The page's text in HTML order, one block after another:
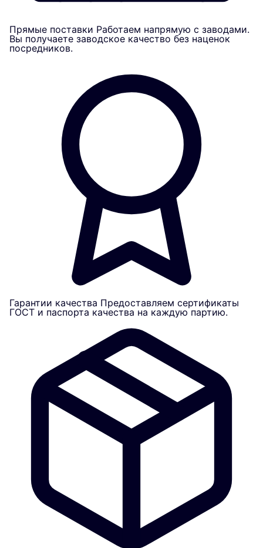
Прямые поставки Работаем напрямую с заводами.
Вы получаете заводское качество без наценок
посредников.
Гарантии качества Предоставляем сертификаты
ГОСТ и паспорта качества на каждую партию.